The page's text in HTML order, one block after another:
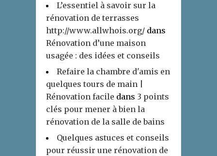
L’essentiel à savoir sur la
rénovation de terrasses
http://www.allwhois.org/ dans
Rénovation d’une maison
usagée : des idées et conseils
Refaire la chambre d'amis en
quelques tours de main |
Rénovation facile dans 3 points
clés pour mener à bien la
rénovation de la salle de bains
Quelques astuces et conseils
pour réussir une rénovation de